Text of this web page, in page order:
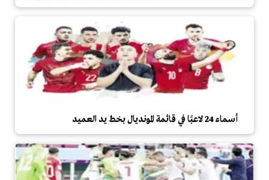
أسماء 24 لاعبًا في قائمة المونديال بخط يد العميد